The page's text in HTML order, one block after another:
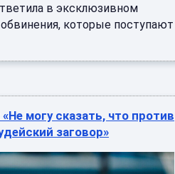
в эксклюзивном
обвинения, которые поступают
могу сказать, что против
заговор»